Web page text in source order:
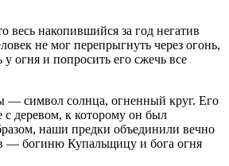
весь накопившийся за год негатив
не мог перепрыгнуть через огонь,
у огня и попросить его сжечь все
символ солнца, огненный круг. Его
с деревом, к которому он был
наши предки объединили вечно
— богиню Купальщицу и бога огня